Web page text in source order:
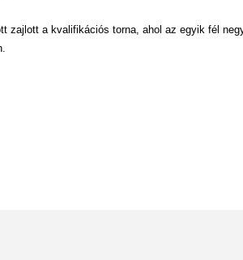
zajlott a kvalifikációs torna, ahol az egyik fél